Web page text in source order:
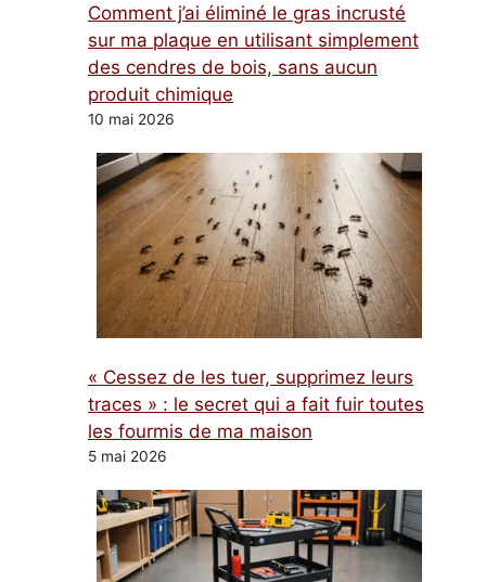
Comment j’ai éliminé le gras incrusté
sur ma plaque en utilisant simplement
des cendres de bois, sans aucun
produit chimique
10 mai 2026
« Cessez de les tuer, supprimez leurs
traces » : le secret qui a fait fuir toutes
les fourmis de ma maison
5 mai 2026